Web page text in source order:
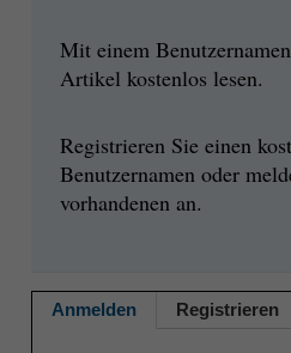
Mit einem
Artikel kostenlos lesen.
Registrieren Sie einen
Benutzernamen oder
vorhandenen an.
Anmelden Registrieren